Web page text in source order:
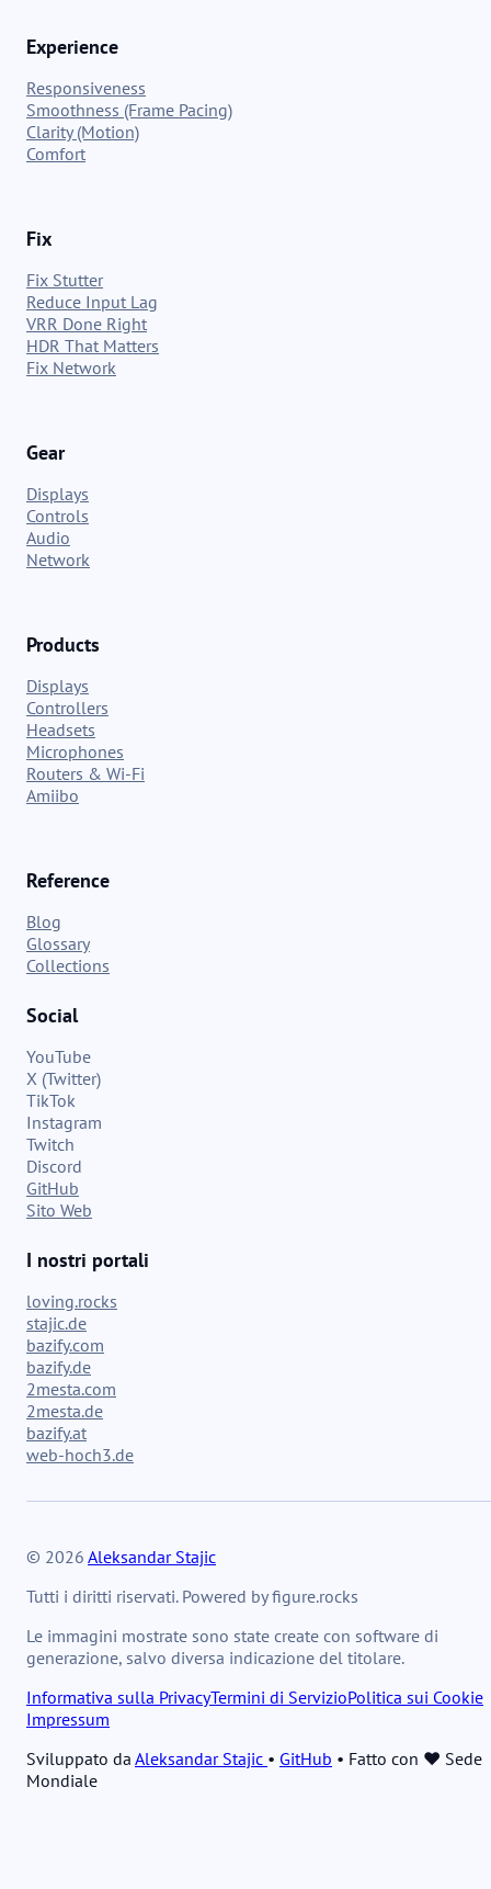
Experience
Responsiveness
Smoothness (Frame Pacing)
Clarity (Motion)
Comfort
Fix
Fix Stutter
Reduce Input Lag
VRR Done Right
HDR That Matters
Fix Network
Gear
Displays
Controls
Audio
Network
Products
Displays
Controllers
Headsets
Microphones
Routers & Wi-Fi
Amiibo
Reference
Blog
Glossary
Collections
Social
YouTube
X (Twitter)
TikTok
Instagram
Twitch
Discord
GitHub
Sito Web
I nostri portali
loving.rocks
stajic.de
bazify.com
bazify.de
2mesta.com
2mesta.de
bazify.at
web-hoch3.de
© 2026 Aleksandar Stajic
Tutti i diritti riservati. Powered by figure.rocks
Le immagini mostrate sono state create con software di
generazione, salvo diversa indicazione del titolare.
Informativa sulla PrivacyTermini di ServizioPolitica sui Cookie
Impressum
Sviluppato da Aleksandar Stajic • GitHub • Fatto con ❤️ Sede
Mondiale